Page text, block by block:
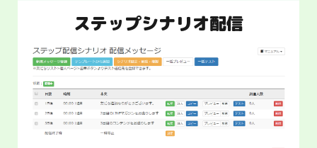
ステップシナリオ配信